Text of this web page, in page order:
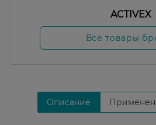
ACTIVEX
Все товары
Описание